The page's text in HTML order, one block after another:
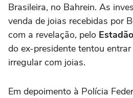
Brasileira, no Bahrein. As
venda de joias recebidas por
com a revelação, pelo Estadão
do ex-presidente tentou
irregular com joias.
Em depoimento à Polícia